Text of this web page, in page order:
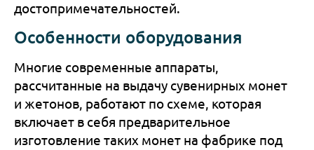
достопримечательностей.
Особенности оборудования
Многие современные аппараты,
рассчитанные на выдачу сувенирных монет
и жетонов, работают по схеме, которая
включает в себя предварительное
изготовление таких монет на фабрике под